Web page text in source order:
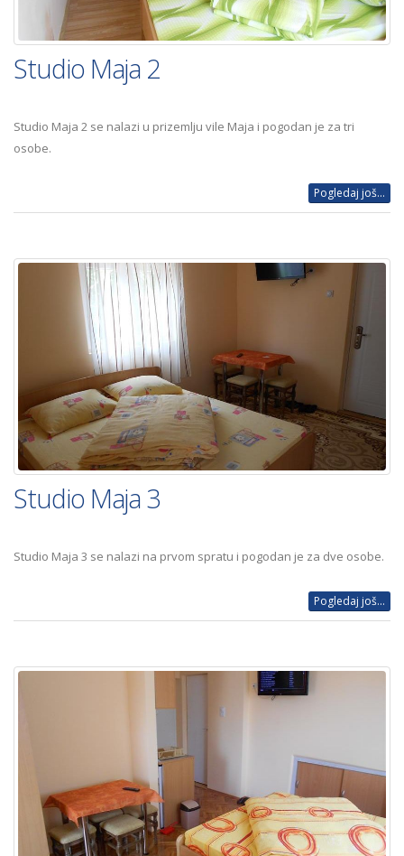
Studio Maja 2
Studio Maja 2 se nalazi u prizemlju vile Maja i pogodan je za tri
osobe.
Pogledaj još...
Studio Maja 3
Studio Maja 3 se nalazi na prvom spratu i pogodan je za dve osobe.
Pogledaj još...